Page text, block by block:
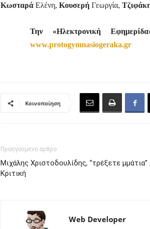
Κωσταρά Ελένη, Κουσερή Γεωργία,
Την «Ηλεκτρονική
www.protogymnasiogeraka.gr
Κοινοποίηση
Προηγούμενο άρθρο
Μιχάλης Χριστοδουλίδης, “τρέξετε μμάτια”
Κριτική
Web Developer